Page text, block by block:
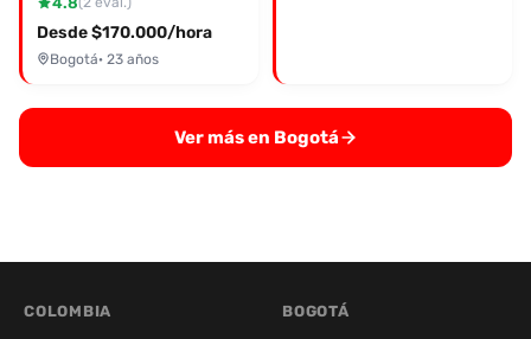
Desde $170.000/hora
Bogotá· 23 años
Ver más en Bogotá
COLOMBIA BOGOTÁ